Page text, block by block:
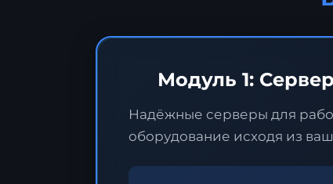
Модуль 1:
Надёжные серверы для
оборудование исходя из